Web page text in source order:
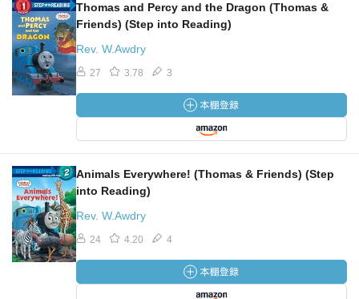
Thomas and Percy and the Dragon (Thomas &
Friends) (Step into Reading)
Rev. W.Awdry
27 3.78 3
Animals Everywhere! (Thomas & Friends) (Step
into Reading)
Rev. W.Awdry
24 4.20 4